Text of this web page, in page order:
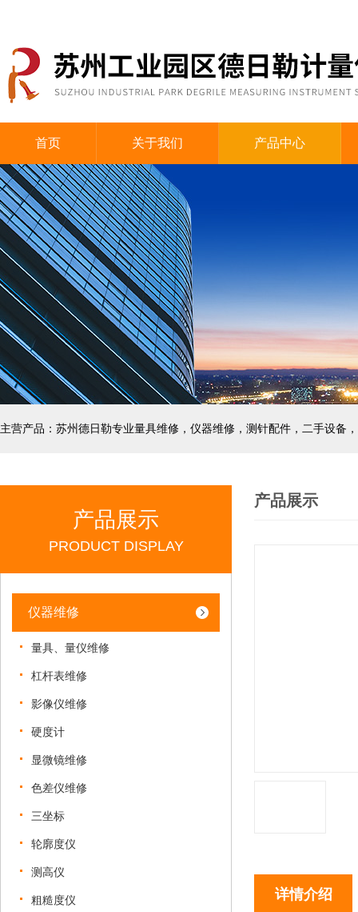
首页 关于我们 产品中心
主营产品：苏州德日勒专业量具维修，仪器维修，测针配件，二手设备
产品展示
PRODUCT DISPLAY
仪器维修
量具、量仪维修
杠杆表维修
影像仪维修
硬度计
显微镜维修
色差仪维修
三坐标
轮廓度仪
测高仪
粗糙度仪
产品展示
详情介绍